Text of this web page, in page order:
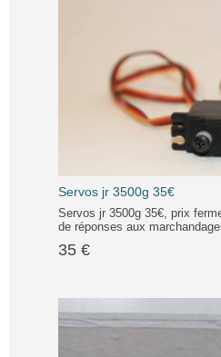
Servos jr 3500g 35€
Servos jr 3500g 35€, prix
de réponses aux
35 €